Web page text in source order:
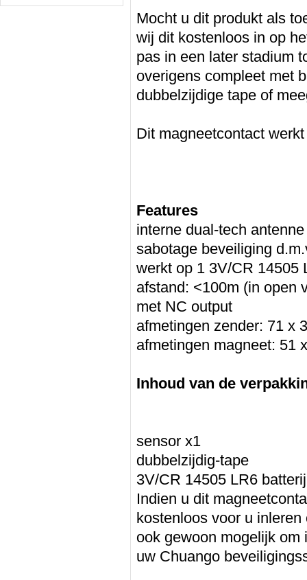
Mocht u dit produkt als
wij dit kostenloos in op
pas in een later stadium
overigens compleet met
dubbelzijdige tape of
Dit magneetcontact
Features
interne dual-tech
sabotage beveiliging
werkt op 1 3V/CR 14505
afstand: <100m (in open
met NC output
afmetingen zender: 71 x
afmetingen magneet: 51
Inhoud van de
sensor x1
dubbelzijdig-tape
3V/CR 14505 LR6
Indien u dit
kostenloos voor u
ook gewoon mogelijk
uw Chuango